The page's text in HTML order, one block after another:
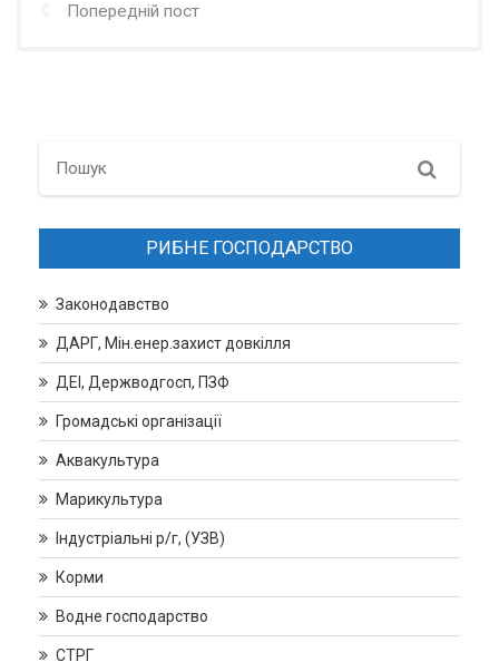
Попередній пост
Search
РИБНЕ ГОСПОДАРСТВО
Законодавство
ДАРГ, Мін.енер.захист довкілля
ДЕІ, Держводгосп, ПЗФ
Громадські організації
Аквакультура
Марикультура
Індустріальні р/г, (УЗВ)
Корми
Водне господарство
СТРГ